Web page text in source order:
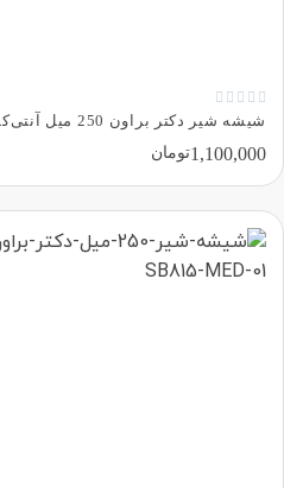





شیشه شیر دکتر براون 250 میل آنتی‌کولیک آپشن‌پلاس SB81005
1,100,000تومان